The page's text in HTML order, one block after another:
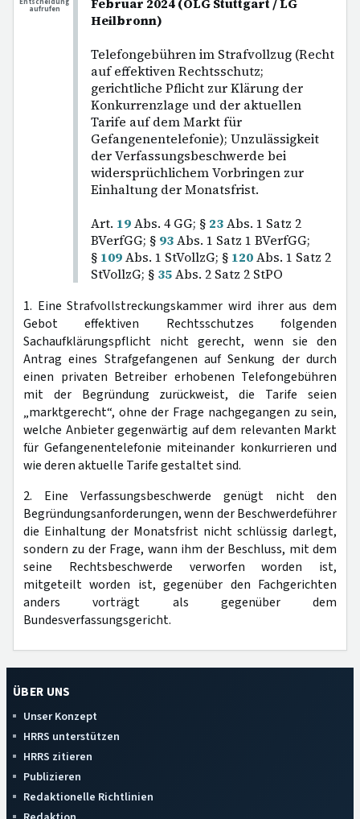
Februar 2024 (OLG Stuttgart / LG
Heilbronn)
Telefongebühren im Strafvollzug (Recht
auf effektiven Rechtsschutz;
gerichtliche Pflicht zur Klärung der
Konkurrenzlage und der aktuellen
Tarife auf dem Markt für
Gefangenentelefonie); Unzulässigkeit
der Verfassungsbeschwerde bei
widersprüchlichem Vorbringen zur
Einhaltung der Monatsfrist.
Art. 19Abs. 4 GG; § 23Abs. 1 Satz 2
BVerfGG; § 93Abs. 1 Satz 1 BVerfGG;
§ 109Abs. 1 StVollzG; § 120Abs. 1 Satz 2
StVollzG; § 35Abs. 2 Satz 2 StPO
Entscheidung
aufrufen
1. Eine Strafvollstreckungskammer wird ihrer aus dem
Gebot effektiven Rechtsschutzes folgenden
Sachaufklärungspflicht nicht gerecht, wenn sie den
Antrag eines Strafgefangenen auf Senkung der durch
einen privaten Betreiber erhobenen Telefongebühren
mit der Begründung zurückweist, die Tarife seien
„marktgerecht“, ohne der Frage nachgegangen zu sein,
welche Anbieter gegenwärtig auf dem relevanten Markt
für Gefangenentelefonie miteinander konkurrieren und
wie deren aktuelle Tarife gestaltet sind.
2. Eine Verfassungsbeschwerde genügt nicht den
Begründungsanforderungen, wenn der Beschwerdeführer
die Einhaltung der Monatsfrist nicht schlüssig darlegt,
sondern zu der Frage, wann ihm der Beschluss, mit dem
seine Rechtsbeschwerde verworfen worden ist,
mitgeteilt worden ist, gegenüber den Fachgerichten
anders vorträgt als gegenüber dem
Bundesverfassungsgericht.
ÜBER UNS
Unser Konzept
HRRS unterstützen
HRRS zitieren
Publizieren
Redaktionelle Richtlinien